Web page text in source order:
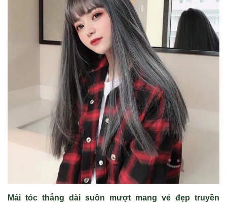
Mái tóc thẳng dài suôn mượt mang vẻ đẹp truyền